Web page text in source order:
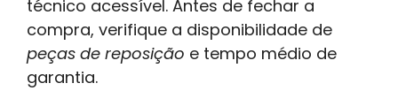
técnico acessível. Antes de fechar a
compra, verifique a disponibilidade de
peças de reposição e tempo médio de
garantia.